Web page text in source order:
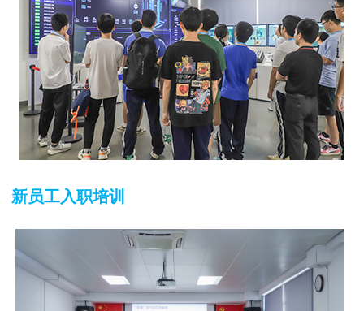
新员工入职培训